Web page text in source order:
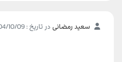
سعید رمضانیدر تاریخ : 1404/10/09